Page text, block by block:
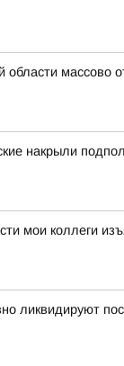
массово
накрыли
мои коллеги
ликвидируют